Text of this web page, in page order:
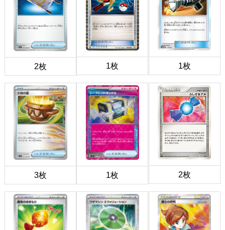
2枚 1枚 1枚
3枚 1枚 2枚